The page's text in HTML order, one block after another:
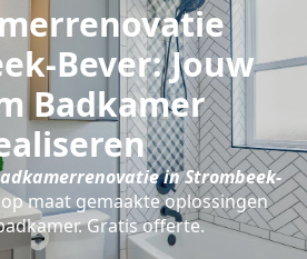
Bever: Jouw
Badkamer
in Strombeek-
maat gemaakte oplossingen
Gratis offerte.